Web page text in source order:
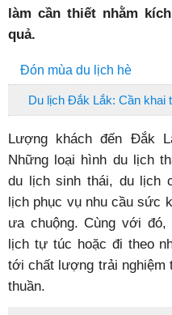
làm cần thiết nhằm
quả.
Đón mùa du lịch hè
Du lịch Đắk Lắk: Cần khai
Lượng khách đến Đắk
Những loại hình du lịch
du lịch sinh thái, du lịch
lịch phục vụ nhu cầu sức
ưa chuộng. Cùng với
lịch tự túc hoặc đi theo
tới chất lượng trải nghiệm
thuần.